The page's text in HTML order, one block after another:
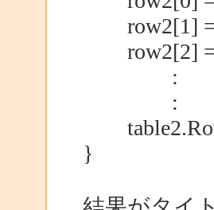
row2[1] =
row2[2] =
:
:
}